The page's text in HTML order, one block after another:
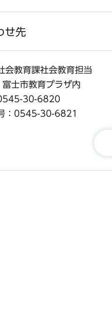
せ先
会教育課社会教育担当
士市教育プラザ内
30-6820
：0545-30-6821